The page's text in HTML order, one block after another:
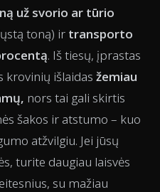
už svorio ar tūrio
toną) ir transporto
. Iš tiesų, įprastas
krovinių išlaidas žemiau
nors tai gali skirtis
šakos ir atstumo – kuo
atžvilgiu. Jei jūsų
turite daugiau laisvės
su mažiau